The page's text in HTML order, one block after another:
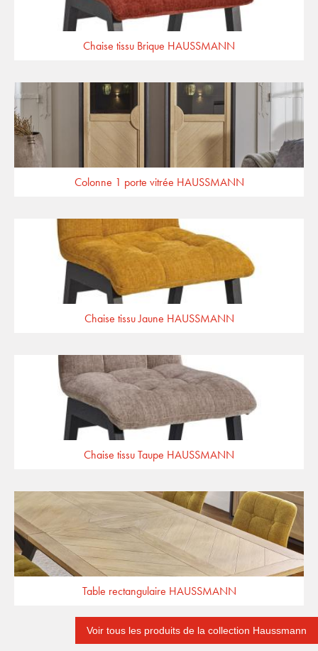
Chaise tissu Brique HAUSSMANN
Colonne 1 porte vitrée HAUSSMANN
Chaise tissu Jaune HAUSSMANN
Chaise tissu Taupe HAUSSMANN
Table rectangulaire HAUSSMANN
Voir tous les produits de la collection Haussmann